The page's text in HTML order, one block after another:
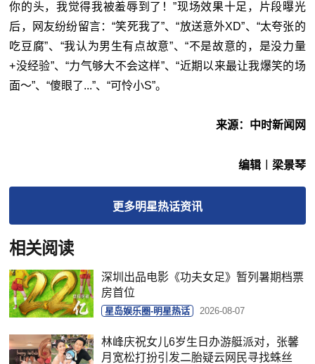
你的头，我觉得我被羞辱到了！”现场效果十足，片段曝光
后，网友纷纷留言：“笑死我了”、“放送意外XD”、“太夸张的
吃豆腐”、“我认为男生有点故意”、“不是故意的，是没力量
+没经验”、“力气够大不会这样”、“近期以来最让我爆笑的场
面～”、“傻眼了...”、“可怜小S”。
来源：中时新闻网
编辑︱梁景琴
更多明星热话资讯
相关阅读
深圳出品电影《功夫女足》暂列暑期档票
房首位
星岛娱乐圈-明星热话 2026-08-07
林峰庆祝女儿6岁生日办游艇派对，张馨
月宽松打扮引发二胎疑云网民寻找蛛丝